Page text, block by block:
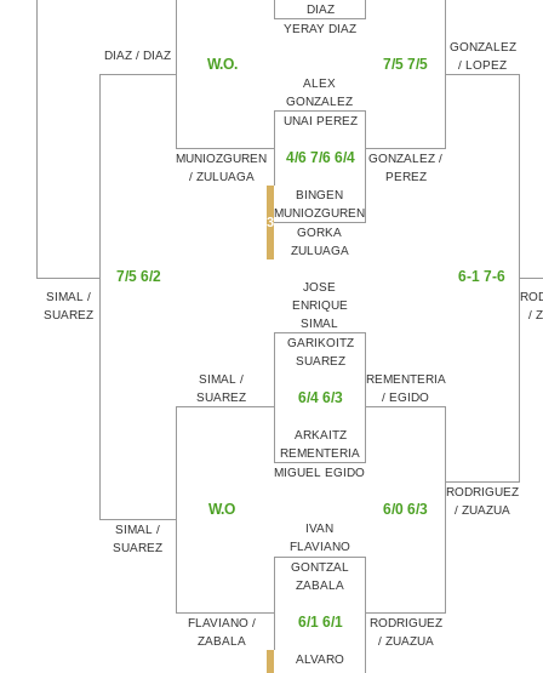
DIAZ
W.O.
YERAY DIAZ
7/5 7/5
DIAZ / DIAZ
GONZALEZ
/ LOPEZ
ALEX
GONZALEZ
UNAI PEREZ
4/6 7/6 6/4
7/5 6/2
MUNIOZGUREN
/ ZULUAGA
GONZALEZ /
PEREZ
6-1 7-6
3
BINGEN
MUNIOZGUREN
GORKA
ZULUAGA
SIMAL /
SUAREZ
JOSE
ENRIQUE
SIMAL
/
GARIKOITZ
SUAREZ
SIMAL /
SUAREZ
6/4 6/3
REMENTERIA
/ EGIDO
ARKAITZ
REMENTERIA
W.O
MIGUEL EGIDO
6/0 6/3
RODRIGUEZ
/ ZUAZUA
SIMAL /
SUAREZ
IVAN
FLAVIANO
GONTZAL
ZABALA
6/1 6/1
FLAVIANO /
ZABALA
RODRIGUEZ
/ ZUAZUA
ALVARO